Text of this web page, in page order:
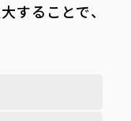
することで、